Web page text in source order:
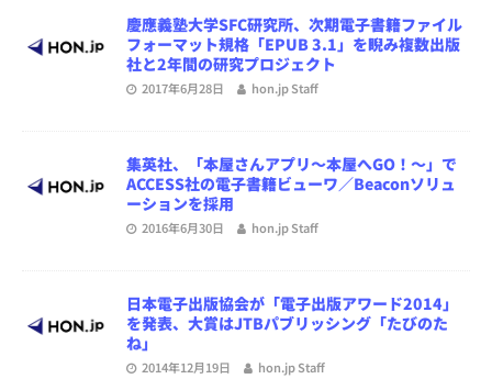
慶應義塾大学SFC研究所、次期電子書籍ファイル
フォーマット規格「EPUB 3.1」を睨み複数出版
社と2年間の研究プロジェクト
2017年6月28日 hon.jp Staff
集英社、「本屋さんアプリ～本屋へGO！～」で
ACCESS社の電子書籍ビューワ／Beaconソリュ
ーションを採用
2016年6月30日 hon.jp Staff
日本電子出版協会が「電子出版アワード2014」
を発表、大賞はJTBパブリッシング「たびのた
ね」
2014年12月19日 hon.jp Staff